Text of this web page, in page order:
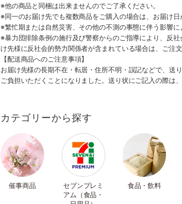
※他の商品と同梱は出来ませんのでご了承ください。
※同一のお届け先でも複数商品をご購入の場合は、お届け日
※繁忙期または自然災害、その他の不測の事態に伴う影響
※暴力団排除条例の施行及び警察からのご指導により、反
け先様に反社会的勢力関係者が含まれている場合は、ご注
【配送商品へのご注意事項】
お届け先様の長期不在・転居・住所不明・誤記などで、送
ご負担いただくことになりました。送り状にご記入の際は
カテゴリーから探す
催事商品
セブンプレミ
アム（食品・
食品・飲料